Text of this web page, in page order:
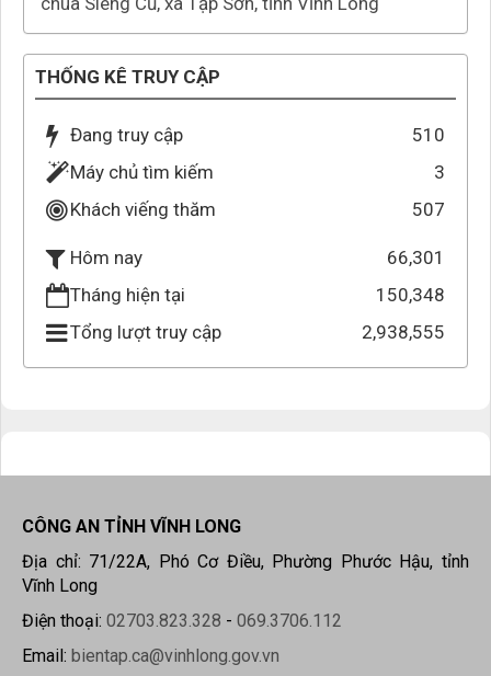
THỐNG KÊ TRUY CẬP
Đang truy cập
510
Máy chủ tìm kiếm
3
Khách viếng thăm
507
Hôm nay
66,301
Tháng hiện tại
150,348
Tổng lượt truy cập
2,938,555
CÔNG AN TỈNH VĨNH LONG
Địa chỉ: 71/22A, Phó Cơ Điều, Phường Phước Hậu, tỉnh
Vĩnh Long
Điện thoại: 02703.823.328 - 069.3706.112
Email: bientap.ca@vinhlong.gov.vn